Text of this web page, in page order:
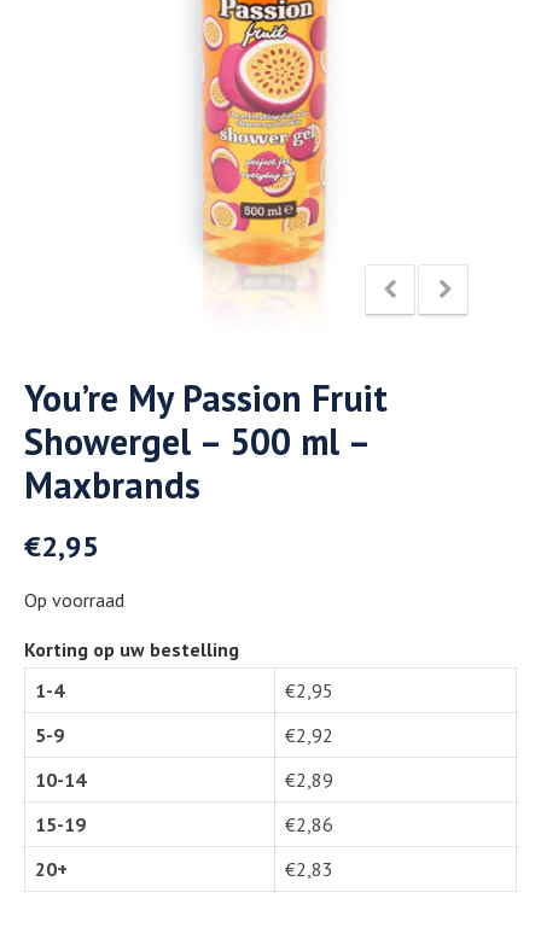
You’re My Passion Fruit
Showergel – 500 ml –
Maxbrands
€2,95
Op voorraad
Korting op uw bestelling
1-4
€2,95
5-9
€2,92
10-14
€2,89
15-19
€2,86
20+
€2,83